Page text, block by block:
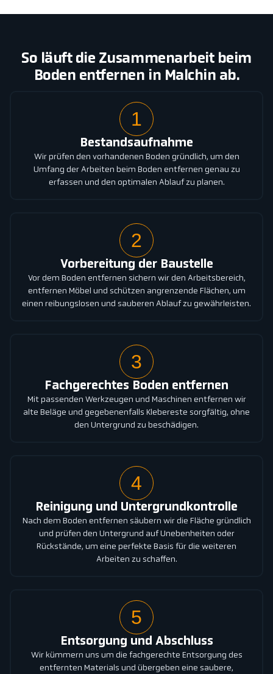
So läuft die Zusammenarbeit beim
Boden entfernen in Malchin ab.
1
Bestandsaufnahme
Wir prüfen den vorhandenen Boden gründlich, um den
Umfang der Arbeiten beim Boden entfernen genau zu
erfassen und den optimalen Ablauf zu planen.
2
Vorbereitung der Baustelle
Vor dem Boden entfernen sichern wir den Arbeitsbereich,
entfernen Möbel und schützen angrenzende Flächen, um
einen reibungslosen und sauberen Ablauf zu gewährleisten.
3
Fachgerechtes Boden entfernen
Mit passenden Werkzeugen und Maschinen entfernen wir
alte Beläge und gegebenenfalls Klebereste sorgfältig, ohne
den Untergrund zu beschädigen.
4
Reinigung und Untergrundkontrolle
Nach dem Boden entfernen säubern wir die Fläche gründlich
und prüfen den Untergrund auf Unebenheiten oder
Rückstände, um eine perfekte Basis für die weiteren
Arbeiten zu schaffen.
5
Entsorgung und Abschluss
Wir kümmern uns um die fachgerechte Entsorgung des
entfernten Materials und übergeben eine saubere,